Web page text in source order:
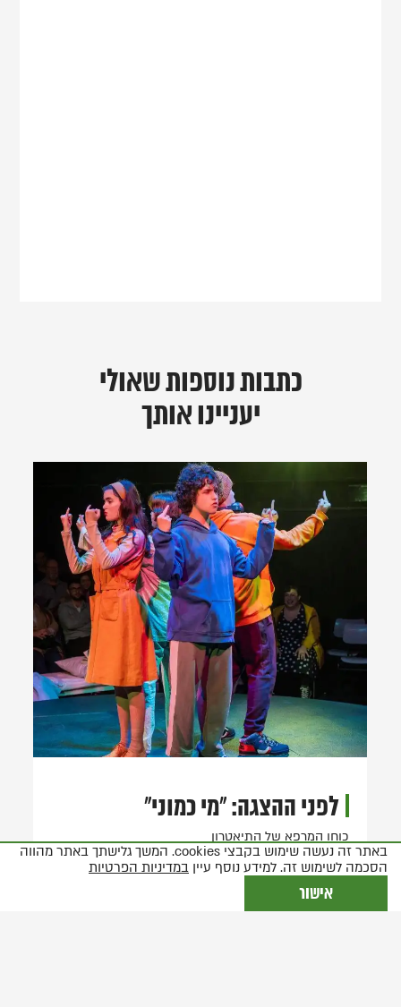
כתבות נוספות שאולי
יעניינו אותך
לפני ההצגה: "מי כמוני"
כוחו המרפא של התיאטרון
באתר זה נעשה שימוש בקבצי cookies. המשך גלישתך באתר מהווה
הסכמה לשימוש זה. למידע נוסף עיין במדיניות הפרטיות
אישור